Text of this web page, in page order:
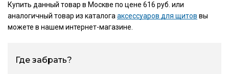
Купить данный товар в Москве по цене 616 руб. или
аналогичный товар из каталогааксессуаров для щитов вы
можете в нашем интернет-магазине.
Где забрать?